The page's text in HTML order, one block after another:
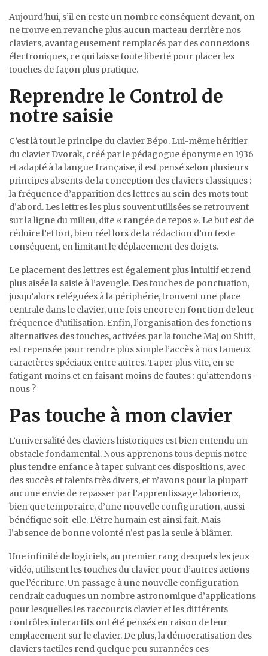
Aujourd’hui, s’il en reste un nombre conséquent devant, on
ne trouve en revanche plus aucun marteau derrière nos
claviers, avantageusement remplacés par des connexions
électroniques, ce qui laisse toute liberté pour placer les
touches de façon plus pratique.
Reprendre le Control de
notre saisie
C’est là tout le principe du clavier Bépo. Lui-même héritier
du clavier Dvorak, créé par le pédagogue éponyme en 1936
et adapté à la langue française, il est pensé selon plusieurs
principes absents de la conception des claviers classiques :
la fréquence d’apparition des lettres au sein des mots tout
d’abord. Les lettres les plus souvent utilisées se retrouvent
sur la ligne du milieu, dite « rangée de repos ». Le but est de
réduire l’effort, bien réel lors de la rédaction d’un texte
conséquent, en limitant le déplacement des doigts.
Le placement des lettres est également plus intuitif et rend
plus aisée la saisie à l’aveugle. Des touches de ponctuation,
jusqu’alors reléguées à la périphérie, trouvent une place
centrale dans le clavier, une fois encore en fonction de leur
fréquence d’utilisation. Enfin, l’organisation des fonctions
alternatives des touches, activées par la touche Maj ou Shift,
est repensée pour rendre plus simple l’accès à nos fameux
caractères spéciaux entre autres. Taper plus vite, en se
fatigant moins et en faisant moins de fautes : qu’attendons-
nous ?
Pas touche à mon clavier
L’universalité des claviers historiques est bien entendu un
obstacle fondamental. Nous apprenons tous depuis notre
plus tendre enfance à taper suivant ces dispositions, avec
des succès et talents très divers, et n’avons pour la plupart
aucune envie de repasser par l’apprentissage laborieux,
bien que temporaire, d’une nouvelle configuration, aussi
bénéfique soit-elle. L’être humain est ainsi fait. Mais
l’absence de bonne volonté n’est pas la seule à blâmer.
Une infinité de logiciels, au premier rang desquels les jeux
vidéo, utilisent les touches du clavier pour d’autres actions
que l’écriture. Un passage à une nouvelle configuration
rendrait caduques un nombre astronomique d’applications
pour lesquelles les raccourcis clavier et les différents
contrôles interactifs ont été pensés en raison de leur
emplacement sur le clavier. De plus, la démocratisation des
claviers tactiles rend quelque peu surannées ces